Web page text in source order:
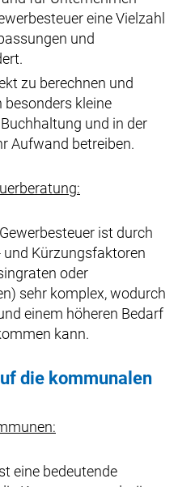
eine Vielzahl
und
zu berechnen und
kleine
und in der
Aufwand betreiben.
ist durch
und Kürzungsfaktoren
oder
sehr komplex, wodurch
einem höheren Bedarf
kann.
die kommunalen
eine bedeutende